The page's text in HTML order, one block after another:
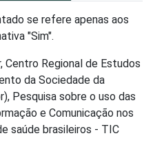
se refere apenas aos
"Sim".
Centro Regional de Estudos
da Sociedade da
Pesquisa sobre o uso das
e Comunicação nos
saúde brasileiros - TIC